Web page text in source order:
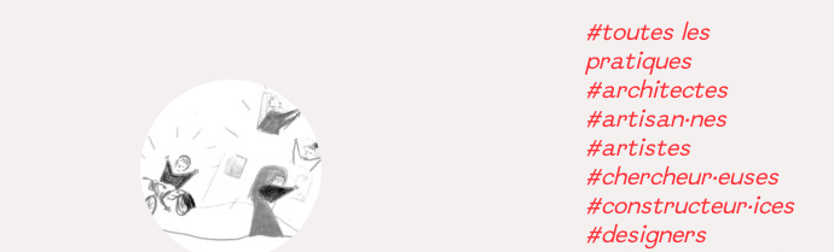
#toutes les
pratiques
#architectes
#artisan·nes
#artistes
#chercheur·euses
#constructeur·ices
#designers